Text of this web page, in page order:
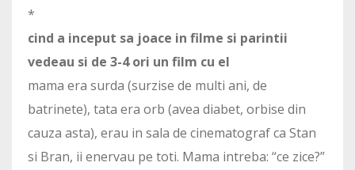
*
cind a inceput sa joace in filme si parintii
vedeau si de 3-4 ori un film cu el
mama era surda (surzise de multi ani, de
batrinete), tata era orb (avea diabet, orbise din
cauza asta), erau in sala de cinematograf ca Stan
si Bran, ii enervau pe toti. Mama intreba: “ce zice?”